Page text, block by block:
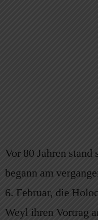
Vor 80 Jahren stand
begann am
6. Februar, die
Weyl ihren Vortrag